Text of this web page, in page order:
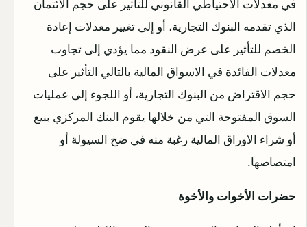
في معدلات الاحتياطي القانوني للتأثير على حجم الائتمان
الذي تقدمه البنوك التجارية، أو إلى تغيير معدلات إعادة
الخصم للتأثير على عرض النقود مما يؤدي إلى تجاوب
معدلات الفائدة في الاسواق المالية بالتالي التأثير على
حجم الاقتراض من البنوك التجارية، أو اللجوء إلى عمليات
السوق المفتوحة التي من خلالها يقوم البنك المركزي ببيع
أو شراء الاوراق المالية رغبة منه في ضخ السيولة أو
امتصاصها.
حضرات الأخوات والأخوة